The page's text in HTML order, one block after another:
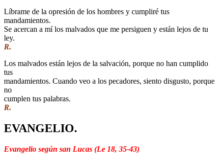
Líbrame de la opresión de los hombres y cumpliré tus
mandamientos.
Se acercan a mí los malvados que me persiguen y están lejos de tu
ley.
R.
Los malvados están lejos de la salvación, porque no han cumplido
tus
mandamientos. Cuando veo a los pecadores, siento disgusto, porque
no
cumplen tus palabras.
R.
EVANGELIO.
Evangelio según san Lucas (Le 18, 35-43)